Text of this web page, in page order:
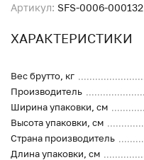
Артикул: SFS-0006-000132
ХАРАКТЕРИСТИКИ
Вес брутто, кг
Производитель
Ширина упаковки, см
Высота упаковки, см
Страна производитель
Длина упаковки, см